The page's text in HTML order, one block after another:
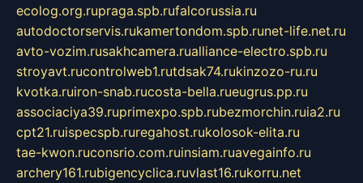
ecolog.org.rupraga.spb.rufalcorussia.ru
autodoctorservis.rukamertondom.spb.runet-life.net.ru
avto-vozim.rusakhcamera.rualliance-electro.spb.ru
stroyavt.rucontrolweb1.rutdsak74.rukinzozo-ru.ru
kvotka.ruiron-snab.rucosta-bella.rueugrus.pp.ru
associaciya39.ruprimexpo.spb.rubezmorchin.ruia2.ru
cpt21.ruispecspb.ruregahost.rukolosok-elita.ru
tae-kwon.ruconsrio.com.ruinsiam.ruavegainfo.ru
archery161.rubigencyclica.ruvlast16.rukorru.net